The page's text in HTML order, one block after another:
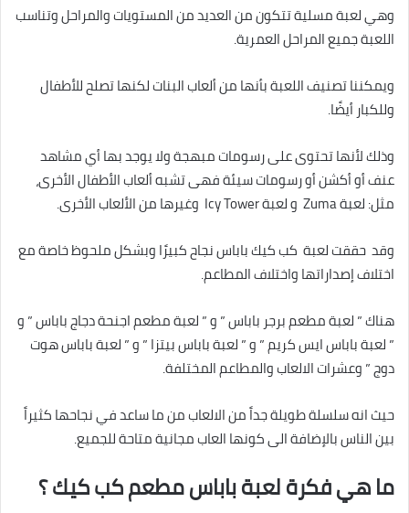
وهي لعبة مسلية تتكون من العديد من المستويات والمراحل وتناسب
اللعبة جميع المراحل العمرية.
ويمكننا تصنيف اللعبة بأنها من ألعاب البنات لكنها تصلح للأطفال
وللكبار أيضًا.
وذلك لأنها تحتوى على رسومات مبهجة ولا يوجد بها أي مشاهد
عنف أو أكشن أو رسومات سيئة فهى تشبه ألعاب الأطفال الأخرى،
مثل: لعبة Zuma و لعبة Icy Tower وغيرها من الألعاب الأخرى.
وقد حققت لعبة كب كيك باباس نجاح كبيرًا وبشكل ملحوظ خاصة مع
اختلاف إصداراتها واختلاف المطاعم.
هناك ” لعبة مطعم برجر باباس ” و ” لعبة مطعم اجنحة دجاج باباس ” و
” لعبة باباس ايس كريم ” و ” لعبة باباس بيتزا ” و ” لعبة باباس هوت
دوج ” وعشرات الالعاب والمطاعم المختلفة.
حيث انه سلسلة طويلة جداً من الالعاب من ما ساعد في نجاحها كثيراً
بين الناس بالإضافة الى كونها العاب مجانية متاحة للجميع.
ما هي فكرة لعبة باباس مطعم كب كيك ؟